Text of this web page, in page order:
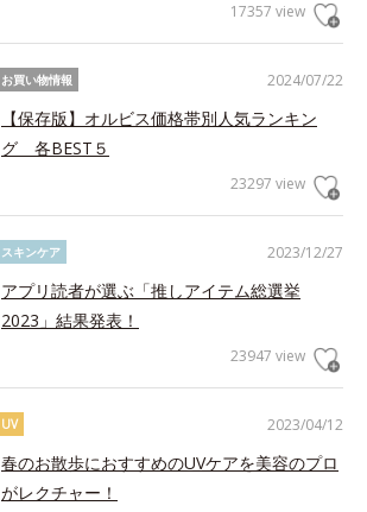
17357 view
2024/07/22
お買い物情報
【保存版】オルビス価格帯別人気ランキン
グ 各BEST５
23297 view
2023/12/27
スキンケア
アプリ読者が選ぶ「推しアイテム総選挙
2023」結果発表！
23947 view
2023/04/12
UV
春のお散歩におすすめのUVケアを美容のプロ
がレクチャー！